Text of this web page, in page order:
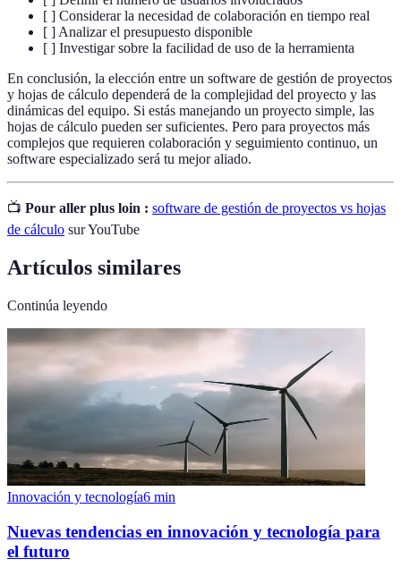
[ ] Considerar la necesidad de colaboración en tiempo real
[ ] Analizar el presupuesto disponible
[ ] Investigar sobre la facilidad de uso de la herramienta
En conclusión, la elección entre un software de gestión de proyectos
y hojas de cálculo dependerá de la complejidad del proyecto y las
dinámicas del equipo. Si estás manejando un proyecto simple, las
hojas de cálculo pueden ser suficientes. Pero para proyectos más
complejos que requieren colaboración y seguimiento continuo, un
software especializado será tu mejor aliado.
📺 Pour aller plus loin : software de gestión de proyectos vs hojas
de cálculo sur YouTube
Artículos similares
Continúa leyendo
Innovación y tecnología6 min
Nuevas tendencias en innovación y tecnología para
el futuro